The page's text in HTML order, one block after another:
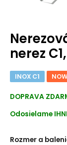
nerez
INOX C1
DOPRAVA
Odosielame
Rozmer a